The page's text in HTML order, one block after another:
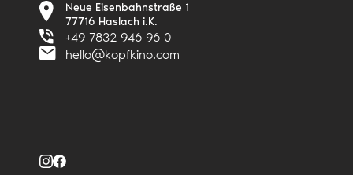
Neue Eisenbahnstraße 1
77716 Haslach i.K.
+49 7832 946 96 0
hello@kopfkino.com